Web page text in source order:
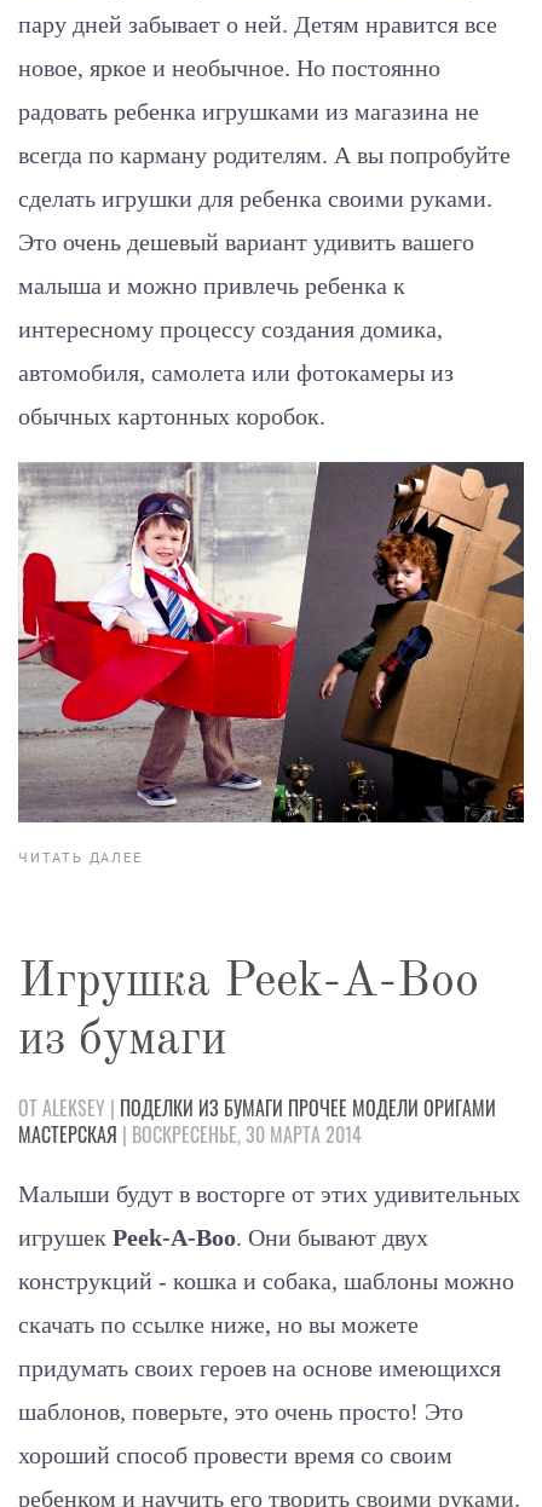
пару дней забывает о ней. Детям нравится все
новое, яркое и необычное. Но постоянно
радовать ребенка игрушками из магазина не
всегда по карману родителям. А вы попробуйте
сделать игрушки для ребенка своими руками.
Это очень дешевый вариант удивить вашего
малыша и можно привлечь ребенка к
интересному процессу создания домика,
автомобиля, самолета или фотокамеры из
обычных картонных коробок.
ЧИТАТЬ ДАЛЕЕ
Игрушка Peek-A-Boo
из бумаги
ОТ ALEKSEY | ПОДЕЛКИ ИЗ БУМАГИ ПРОЧЕЕ МОДЕЛИ ОРИГАМИ
МАСТЕРСКАЯ | ВОСКРЕСЕНЬЕ, 30 МАРТА 2014
Малыши будут в восторге от этих удивительных
игрушек Peek-A-Boo. Они бывают двух
конструкций - кошка и собака, шаблоны можно
скачать по ссылке ниже, но вы можете
придумать своих героев на основе имеющихся
шаблонов, поверьте, это очень просто! Это
хороший способ провести время со своим
ребенком и научить его творить своими руками.